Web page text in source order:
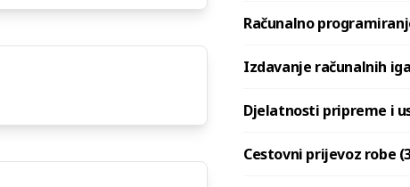
Računalno
Izdavanje računalnih
Djelatnosti pripreme i
Cestovni prijevoz robe